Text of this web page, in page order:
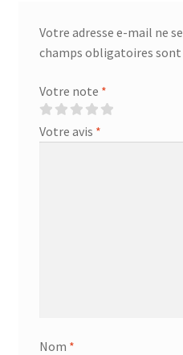
Votre adresse e-mail ne
champs obligatoires sont
Votre note *
Votre avis *
Nom *